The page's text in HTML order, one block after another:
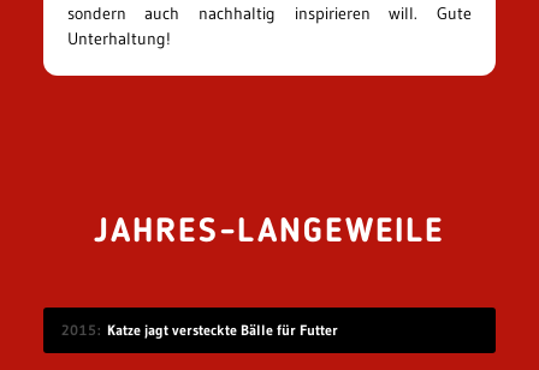
sondern auch nachhaltig inspirieren will. Gute
Unterhaltung!
JAHRES-LANGEWEILE
2015 Katze jagt versteckte Bälle für Futter